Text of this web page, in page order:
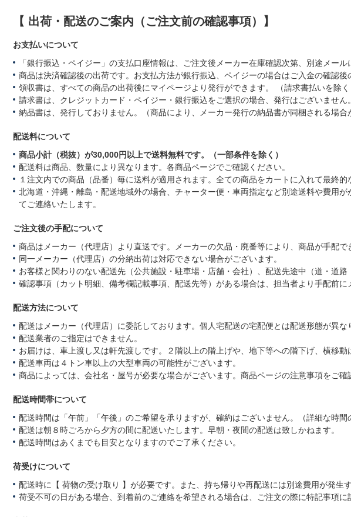
【 出荷・配送のご案内（ご注文前の確認事項）】
お支払いについて
「銀行振込・ペイジー」の支払口座情報は、ご注文後メーカー在庫確認次第、別途メール
商品は決済確認後の出荷です。お支払方法が銀行振込、ペイジーの場合はご入金の確認後
領収書は、すべての商品の出荷後にマイページより発行ができます。 （請求書払いを除
請求書は、クレジットカード・ペイジー・銀行振込をご選択の場合、発行はございません。
納品書は、発行しておりません。（商品により、メーカー発行の納品書が同梱される場合
配送料について
商品小計（税抜）が30,000円以上で送料無料です。（一部条件を除く）
配送料は商品、数量により異なります。各商品ページでご確認ください。
１注文内での商品（品番）毎に送料が適用されます。全ての商品をカートに入れて最終的
北海道・沖縄・離島・配送地域外の場合、チャーター便・車両指定など別途送料や費用
てご連絡いたします。
ご注文後の手配について
商品はメーカー（代理店）より直送です。メーカーの欠品・廃番等により、商品が手配で
同一メーカー（代理店）の分納出荷は対応できない場合がございます。
お客様と関わりのない配送先（公共施設・駐車場・店舗・会社）、配送先途中（道・道
確認事項（カット明細、備考欄記載事項、配送先等）がある場合は、担当者より手配前に
配送方法について
配送はメーカー（代理店）に委託しております。個人宅配送の宅配便とは配送形態が異な
配送業者のご指定はできません。
お届けは、車上渡し又は軒先渡しです。２階以上の階上げや、地下等への階下げ、横移動
配送車両は４トン車以上の大型車両の可能性がございます。
商品によっては、会社名・屋号が必要な場合がございます。商品ページの注意事項をご確
配送時間帯について
配送時間は「午前」「午後」のご希望を承りますが、確約はございません。（詳細な時間
配送は朝８時ごろから夕方の間に配送いたします。早朝・夜間の配送は致しかねます。
配送時間はあくまでも目安となりますのでご了承ください。
荷受けについて
配送時に【 荷物の受け取り 】が必要です。また、持ち帰りや再配送には別途費用が発生
荷受不可の日がある場合、到着前のご連絡を希望される場合は、ご注文の際に特記事項に